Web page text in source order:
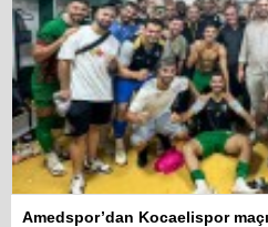
Amedspor’dan Kocaelispor maçı